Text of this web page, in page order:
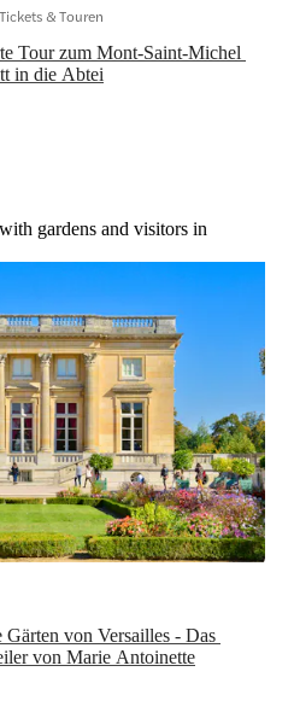
Tour zum Mont-Saint-Michel
in die Abtei
& Touren
gardens and visitors in
von Versailles - Das
von Marie Antoinette